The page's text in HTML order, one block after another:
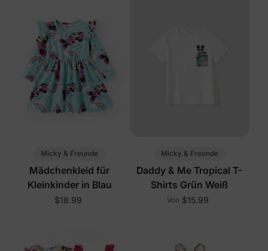
Micky & Freunde
Mädchenkleid für
Kleinkinder in Blau
$18.99
Micky & Freunde
Daddy & Me Tropical T-
Shirts Grün Weiß
Von $15.99